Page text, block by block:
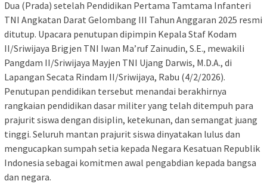
Dua (Prada) setelah Pendidikan Pertama Tamtama Infanteri
TNI Angkatan Darat Gelombang III Tahun Anggaran 2025 resmi
ditutup. Upacara penutupan dipimpin Kepala Staf Kodam
II/Sriwijaya Brigjen TNI Iwan Ma’ruf Zainudin, S.E., mewakili
Pangdam II/Sriwijaya Mayjen TNI Ujang Darwis, M.D.A., di
Lapangan Secata Rindam II/Sriwijaya, Rabu (4/2/2026).
Penutupan pendidikan tersebut menandai berakhirnya
rangkaian pendidikan dasar militer yang telah ditempuh para
prajurit siswa dengan disiplin, ketekunan, dan semangat juang
tinggi. Seluruh mantan prajurit siswa dinyatakan lulus dan
mengucapkan sumpah setia kepada Negara Kesatuan Republik
Indonesia sebagai komitmen awal pengabdian kepada bangsa
dan negara.